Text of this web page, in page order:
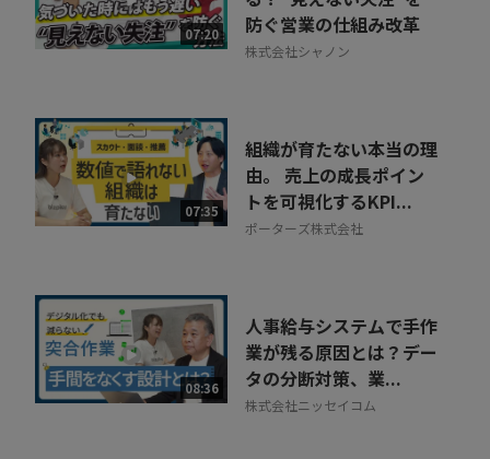
07:20
防ぐ営業の仕組み改革
株式会社シャノン
07:35
組織が育たない本当の理
由。 売上の成長ポイン
トを可視化するKPI...
ポーターズ株式会社
08:36
人事給与システムで手作
業が残る原因とは？デー
タの分断対策、業...
株式会社ニッセイコム